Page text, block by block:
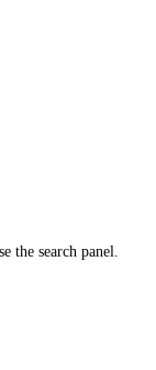
the search panel.